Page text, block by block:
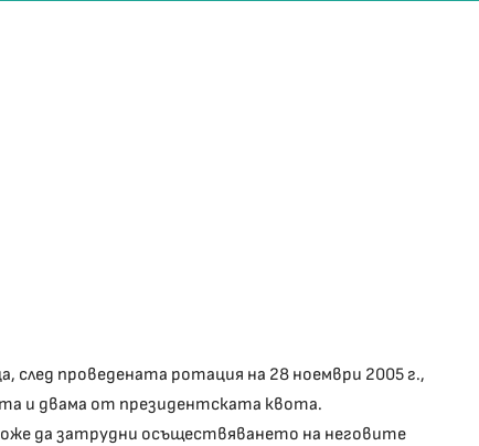
след проведената ротация на 28 ноември 2005 г.,
и двама от президентската квота.
да затрудни осъществяването на неговите